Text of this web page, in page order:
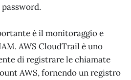
è il monitoraggio e
AWS CloudTrail è uno
di registrare le chiamate
AWS, fornendo un registro